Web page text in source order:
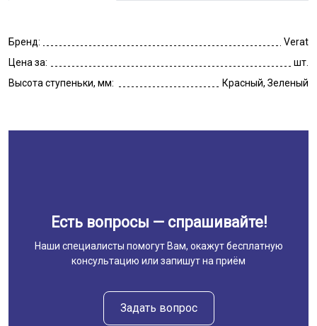
Бренд:
Verat
Цена за:
шт.
Высота ступеньки, мм:
Красный, Зеленый
Есть вопросы — спрашивайте!
Наши специалисты помогут Вам, окажут бесплатную
консультацию или запишут на приём
Задать вопрос